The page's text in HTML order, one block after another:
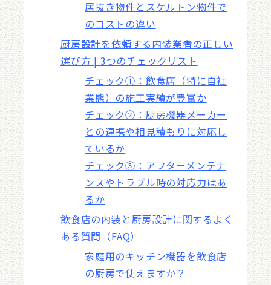
居抜き物件とスケルトン物件で
のコストの違い
厨房設計を依頼する内装業者の正しい
選び方 | 3つのチェックリスト
チェック①：飲食店（特に自社
業態）の施工実績が豊富か
チェック②：厨房機器メーカー
との連携や相見積もりに対応し
ているか
チェック③：アフターメンテナ
ンスやトラブル時の対応力はあ
るか
飲食店の内装と厨房設計に関するよく
ある質問（FAQ）
家庭用のキッチン機器を飲食店
の厨房で使えますか？